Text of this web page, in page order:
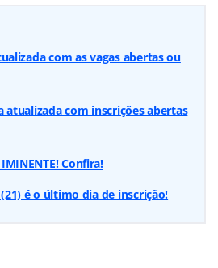
com as vagas abertas ou
atualizada com inscrições abertas
Confira!
é o último dia de inscrição!